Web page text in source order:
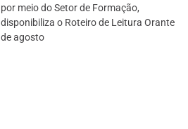
por meio do Setor de Formação,
disponibiliza o Roteiro de Leitura Orante
de agosto